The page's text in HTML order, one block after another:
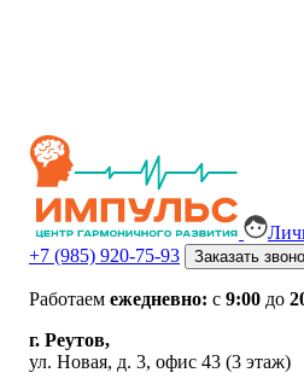
+7 (985) 920-75-93
Заказать
Работаем ежедневно: с 9:00 до
г. Реутов,
ул. Новая, д. 3, офис 43 (3 этаж)